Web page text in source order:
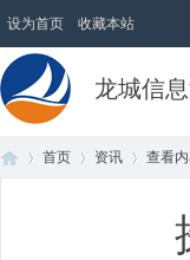
设为首页 收藏本站
龙城信
首页 资讯 查看